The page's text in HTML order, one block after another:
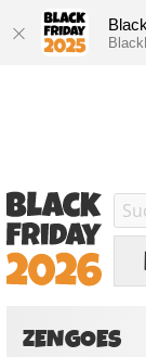
ZENGOES